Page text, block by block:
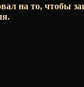
на то, чтобы